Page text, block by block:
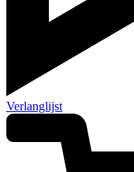
Verlanglijst